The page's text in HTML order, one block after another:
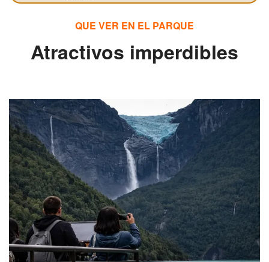
QUE VER EN EL PARQUE
Atractivos imperdibles